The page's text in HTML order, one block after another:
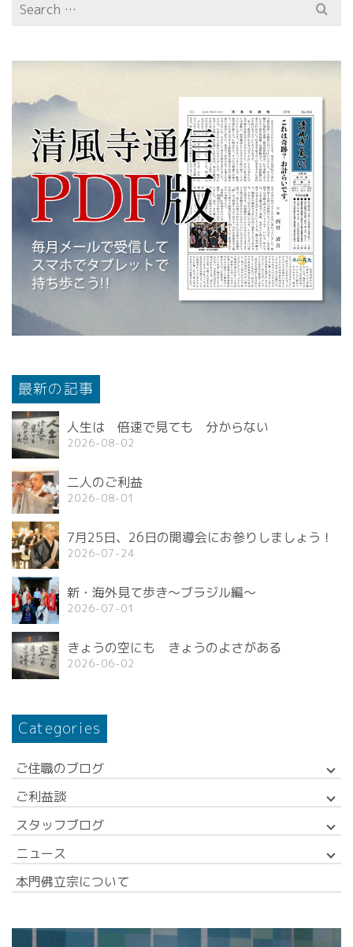
for:
最新の記事
人生は 倍速で見ても 分からない
2026-08-02
二人のご利益
2026-08-01
7月25日、26日の開導会にお参りしましょう！
2026-07-24
新・海外見て歩き〜ブラジル編〜
2026-07-01
きょうの空にも きょうのよさがある
2026-06-02
Categories
ご住職のブログ
ご利益談
スタッフブログ
ニュース
本門佛立宗について